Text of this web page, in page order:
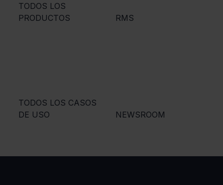
TODOS LOS
PRODUCTOS
RMS
TODOS LOS CASOS
DE USO
NEWSROOM